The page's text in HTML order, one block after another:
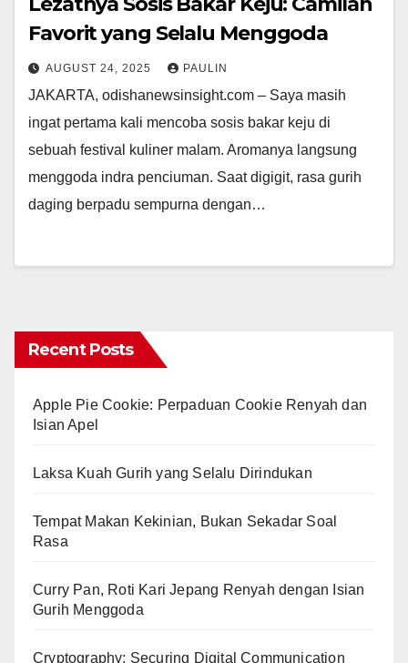
Favorit yang Selalu Menggoda
AUGUST 24, 2025 PAULIN
JAKARTA, odishanewsinsight.com – Saya masih
ingat pertama kali mencoba sosis bakar keju di
sebuah festival kuliner malam. Aromanya langsung
menggoda indra penciuman. Saat digigit, rasa gurih
daging berpadu sempurna dengan…
Recent Posts
Apple Pie Cookie: Perpaduan Cookie Renyah dan
Isian Apel
Laksa Kuah Gurih yang Selalu Dirindukan
Tempat Makan Kekinian, Bukan Sekadar Soal
Rasa
Curry Pan, Roti Kari Jepang Renyah dengan Isian
Gurih Menggoda
Cryptography: Securing Digital Communication